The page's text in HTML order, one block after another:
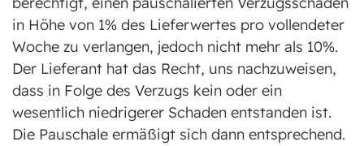
in Höhe von 1% des Lieferwertes pro vollendeter
Woche zu verlangen, jedoch nicht mehr als 10%.
Der Lieferant hat das Recht, uns nachzuweisen,
dass in Folge des Verzugs kein oder ein
wesentlich niedrigerer Schaden entstanden ist.
Die Pauschale ermäßigt sich dann entsprechend.